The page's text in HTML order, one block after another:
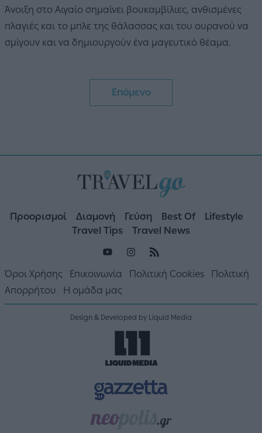
Άνοιξη στο Αιγαίο σημαίνει βουκαμβίλιες, ανθισμένες
πλαγιές και το μπλε της θάλασσας και του ουρανού να
σμίγουν και να δημιουργούν ένα μαγευτικό θέαμα.
Επόμενο
Προορισμοί Διαμονή Γεύση Best Of
Lifestyle
Travel Tips
Travel News
Όροι Χρήσης Επικοινωνία Πολιτική Cookies
Πολιτική
Απορρήτου
Η ομάδα μας
Design & Developed by Liquid Media